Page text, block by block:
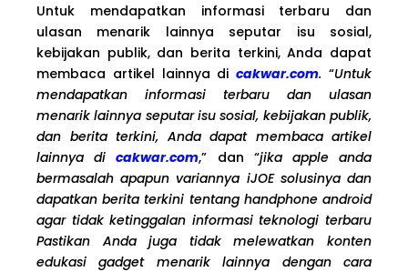
Untuk mendapatkan informasi terbaru dan
ulasan menarik lainnya seputar isu sosial,
kebijakan publik, dan berita terkini, Anda dapat
membaca artikel lainnya dicakwar.com.“Untuk
mendapatkan informasi terbaru dan ulasan
menarik lainnya seputar isu sosial, kebijakan publik,
dan berita terkini, Anda dapat membaca artikel
lainnya dicakwar.com,” dan “jika apple anda
bermasalah apapun variannya iJOE solusinya dan
dapatkan berita terkini tentang handphone android
agar tidak ketinggalan informasi teknologi terbaru
Pastikan Anda juga tidak melewatkan konten
edukasi gadget menarik lainnya dengan cara